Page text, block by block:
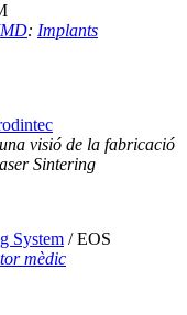
: Implants
visió de la fabricació
Sintering
System / EOS
mèdic